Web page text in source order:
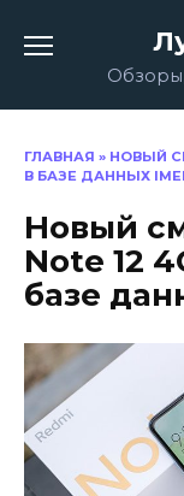
содержанию
ГЛАВНАЯ » НОВЫЙ
В БАЗЕ ДАННЫХ IMEI
Новый
Note 12
базе